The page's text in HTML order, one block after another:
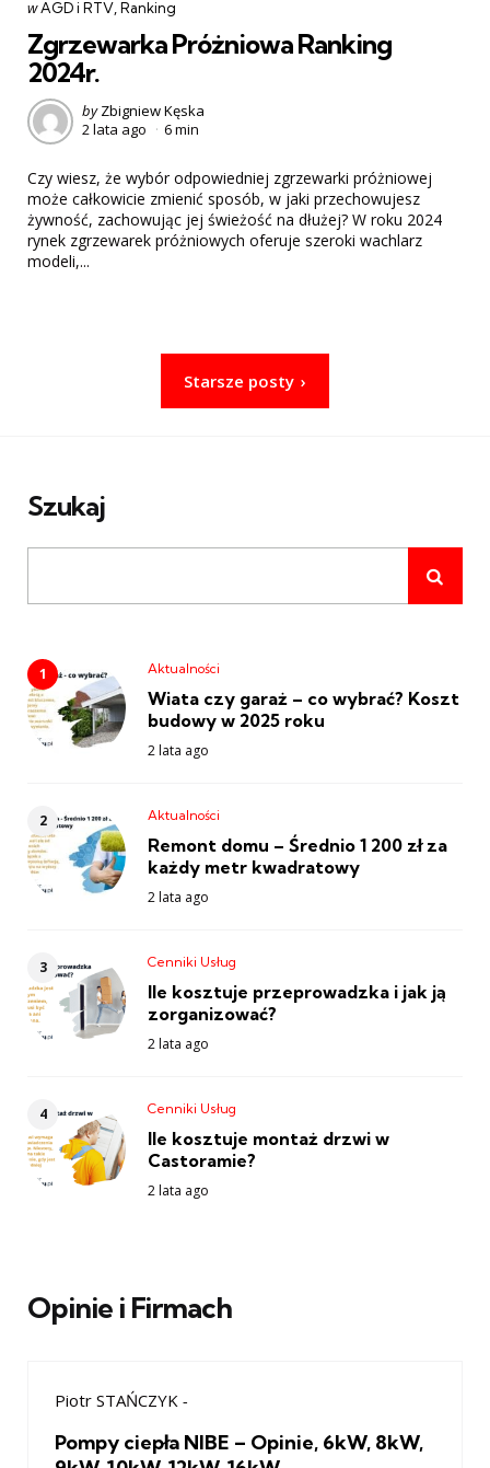
Categories
post
wAGD i RTV Ranking
Zgrzewarka Próżniowa Ranking
2024r.
Posted
by
by Zbigniew Kęska
2 lata ago
6 min
Czy wiesz, że wybór odpowiedniej zgrzewarki próżniowej
może całkowicie zmienić sposób, w jaki przechowujesz
żywność, zachowując jej świeżość na dłużej? W roku 2024
rynek zgrzewarek próżniowych oferuje szeroki wachlarz
modeli,...
Starsze posty
Szukaj
Aktualności
Wiata czy garaż – co wybrać? Koszt
budowy w 2025 roku
2 lata ago
Aktualności
Remont domu – Średnio 1 200 zł za
każdy metr kwadratowy
2 lata ago
Cenniki Usług
Ile kosztuje przeprowadzka i jak ją
zorganizować?
2 lata ago
Cenniki Usług
Ile kosztuje montaż drzwi w
Castoramie?
2 lata ago
Opinie i Firmach
Piotr STAŃCZYK -
Pompy ciepła NIBE – Opinie, 6kW, 8kW,